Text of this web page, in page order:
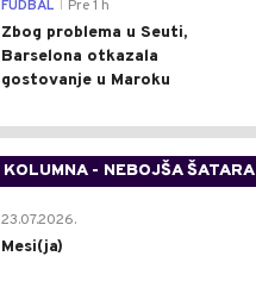
FUDBAL Pre 1 h
Zbog problema u Seuti,
Barselona otkazala
gostovanje u Maroku
KOLUMNA - NEBOJŠA ŠATARA
23.07.2026.
Mesi(ja)